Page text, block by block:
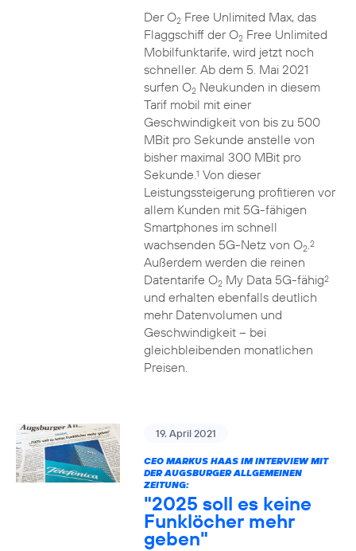
Der O2Free Unlimited Max, das
Flaggschiff der O2Free Unlimited
Mobilfunktarife, wird jetzt noch
schneller. Ab dem 5. Mai 2021
surfen O2Neukunden in diesem
Tarif mobil mit einer
Geschwindigkeit von bis zu 500
MBit pro Sekunde anstelle von
bisher maximal 300 MBit pro
Sekunde.1 Von dieser
Leistungssteigerung profitieren vor
allem Kunden mit 5G-fähigen
Smartphones im schnell
wachsenden 5G-Netz von O2.2
Außerdem werden die reinen
Datentarife O2My Data 5G-fähig2
und erhalten ebenfalls deutlich
mehr Datenvolumen und
Geschwindigkeit – bei
gleichbleibenden monatlichen
Preisen.
19. April 2021
CEO MARKUS HAAS IM INTERVIEW MIT
DER AUGSBURGER ALLGEMEINEN
ZEITUNG:
"2025 soll es keine
Funklöcher mehr
geben"